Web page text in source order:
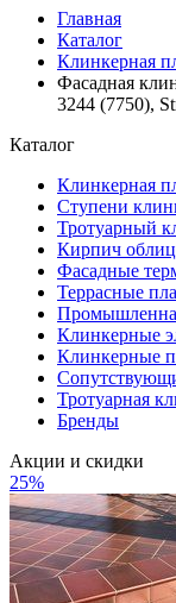
Главная
Каталог
Клинкерная
Фасадная
3244 (7750),
Каталог
Клинкерная
Ступени
Тротуарный
Кирпич
Фасадные
Террасные
Клинкерные
Клинкерные
Тротуарная
Бренды
Акции и скидки
25%